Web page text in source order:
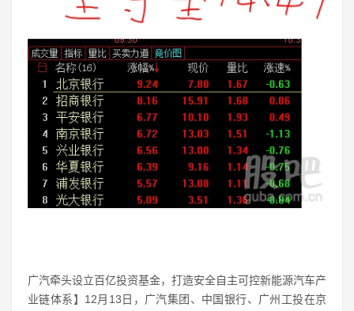
广汽牵头设立百亿投资基金，打造安全自主可控新能源汽车产
业链体系】12月13日，广汽集团、中国银行、广州工投在京